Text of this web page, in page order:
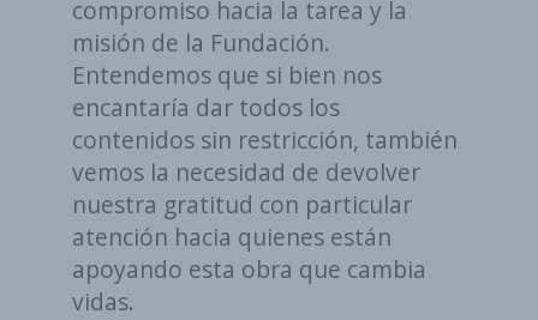
compromiso hacia la tarea y la
misión de la Fundación.
Entendemos que si bien nos
encantaría dar todos los
contenidos sin restricción, también
vemos la necesidad de devolver
nuestra gratitud con particular
atención hacia quienes están
apoyando esta obra que cambia
vidas.